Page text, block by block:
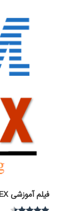
فیلم آموزشی IBM ILOG CPLEX